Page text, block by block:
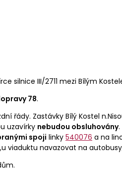
silnice III/2711 mezi Bílým
78.
Zastávky Bílý Kostel
uzavírky nebudou obsluhovány
spoji linky 540076 a na
navazovat na